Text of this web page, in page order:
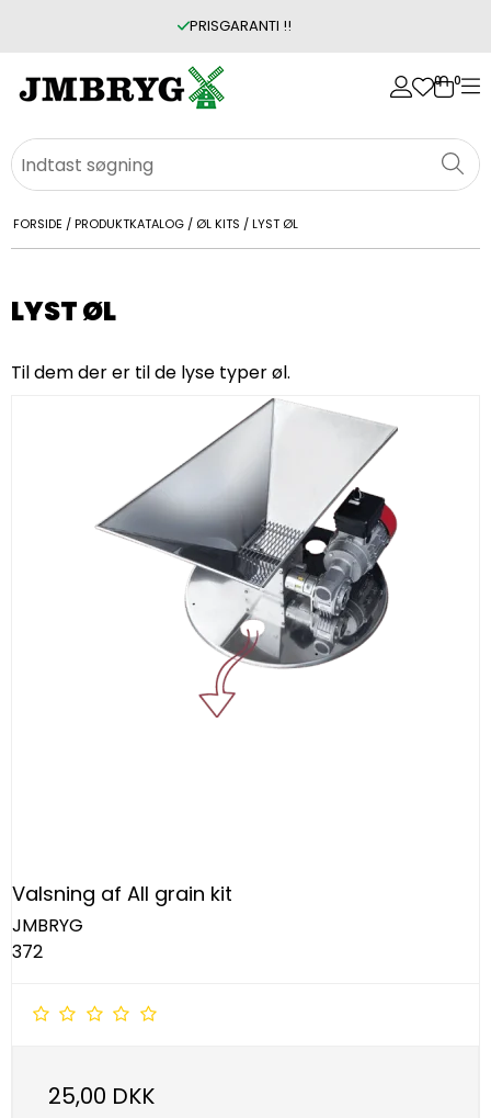
PRISGARANTI !!
0 0
FORSIDE / PRODUKTKATALOG / ØL KITS /LYST ØL
LYST ØL
Til dem der er til de lyse typer øl.
Valsning af All grain kit
JMBRYG
372
25,00 DKK